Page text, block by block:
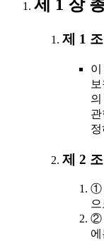
제 1 장
제 1
제 2
①
②